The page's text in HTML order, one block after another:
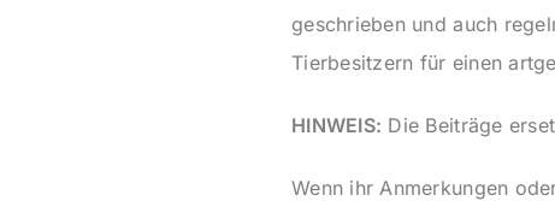
geschrieben und auch
Tierbesitzern für einen
HINWEIS: Die Beiträge
Wenn ihr Anmerkungen